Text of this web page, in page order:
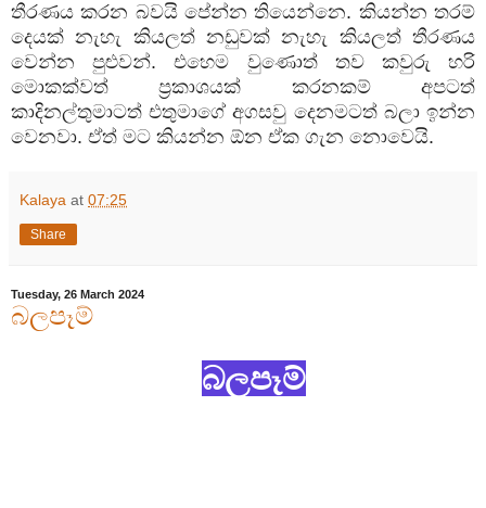
තීරණය කරන බවයි පේන්න තියෙන්නෙ. කියන්න තරම්
දෙයක් නැහැ කියලත් නඩුවක් නැහැ කියලත් තීරණය
වෙන්න
පුළුවන්.එහෙම වුණොත් තව කවුරු
හරි
මොකක්වත්
ප්‍රකාශයක් කරනකම්
අපටත්
කාදිනල්තුමාටත් එතුමාගේ අගසවු දෙනමටත් බලා ඉන්න
වෙනවා. ඒත් මට කියන්න ඕන ඒක ගැන නොවෙයි.
Kalaya at 07:25
Share
Tuesday, 26 March 2024
බලපෑම්
බලපෑම්